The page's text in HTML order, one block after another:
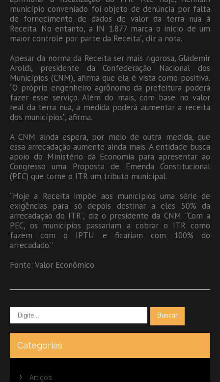
município conveniado foi objeto de denúncia por falta
de fornecimento de dados de valor da terra nua à
Receita. No entanto, a IN 1.877 marca o início de um
maior controle por parte da Receita”, diz a nota.
Apesar da norma da Receita ser mais rigorosa, Glademir
Aroldi, presidente da Confederação Nacional dos
Municípios (CNM), afirma que ela é vista como positiva.
“O próprio engenheiro agrônomo da prefeitura poderá
fazer esse serviço. Além do mais, com base no valor
real da terra nua, a medida poderá aumentar a receita
dos municípios”, afirma.
A CNM ainda espera, por meio de outra medida, que
essa arrecadação aumente ainda mais. A entidade busca
apoio do Ministério da Economia para apresentar ao
Congresso uma Proposta de Emenda Constitucional
(PEC) que torne o ITR um tributo municipal.
“Hoje a Receita impõe aos municípios uma série de
exigências para só depois destinar a eles 50% da
arrecadação do ITR”, diz o presidente da CNM. “Com a
PEC, os municípios passariam a cobrar o ITR como
fazem com o IPTU e ficariam com 100% do
arrecadado.”
Fonte: Valor Econômico
Categorias
Artigos